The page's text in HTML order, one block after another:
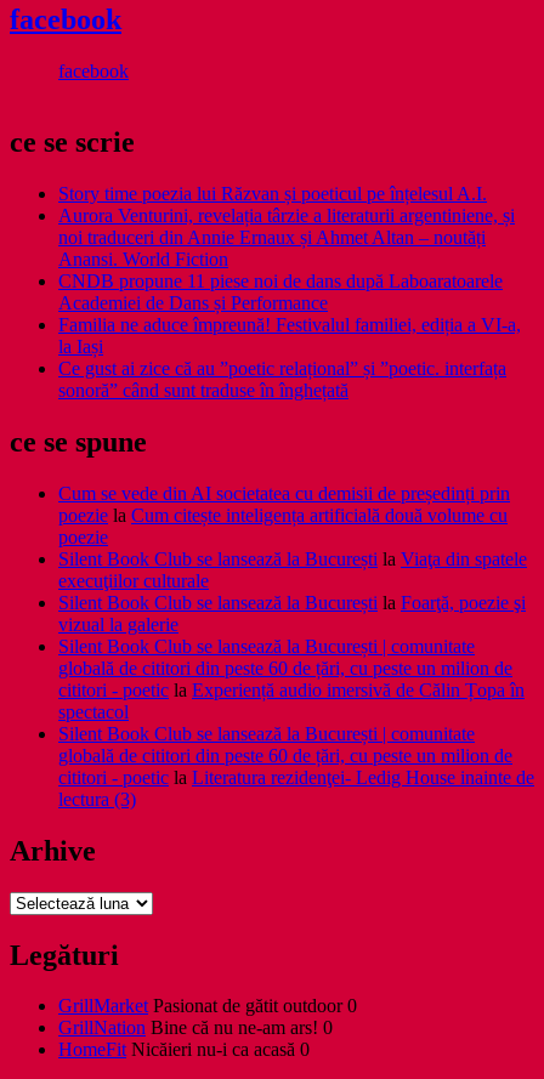
facebook
facebook
ce se scrie
Story time poezia lui Răzvan și poeticul pe înțelesul A.I.
Aurora Venturini, revelația târzie a literaturii argentiniene, și
noi traduceri din Annie Ernaux și Ahmet Altan – noutăți
Anansi. World Fiction
CNDB propune 11 piese noi de dans după Laboaratoarele
Academiei de Dans și Performance
Familia ne aduce împreună! Festivalul familiei, ediția a VI-a,
la Iași
Ce gust ai zice că au ”poetic relațional” și ”poetic. interfața
sonoră” când sunt traduse în înghețată
ce se spune
Cum se vede din AI societatea cu demisii de președinți prin
poezie la Cum citește inteligența artificială două volume cu
poezie
Silent Book Club se lansează la București la Viaţa din spatele
execuţiilor culturale
Silent Book Club se lansează la București la Foarţă, poezie şi
vizual la galerie
Silent Book Club se lansează la București | comunitate
globală de cititori din peste 60 de țări, cu peste un milion de
cititori - poetic la Experiență audio imersivă de Călin Țopa în
spectacol
Silent Book Club se lansează la București | comunitate
globală de cititori din peste 60 de țări, cu peste un milion de
cititori - poetic la Literatura rezidenţei- Ledig House inainte de
lectura (3)
Arhive
Arhive
Legături
GrillMarketPasionat de gătit outdoor 0
GrillNation Bine că nu ne-am ars! 0
HomeFitNicăieri nu-i ca acasă 0